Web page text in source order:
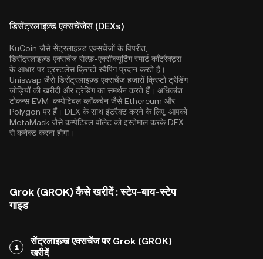
डिसेंट्रलाइज़्ड एक्सचेंजेस (DEXs)
KuCoin जैसे सेंट्रलाइज़्ड एक्सचेंजों के विपरीत,
डिसेंट्रलाइज़्ड एक्सचेंज सेल्फ़-एक्सीक्यूटिंग स्मार्ट कॉंट्रैक्ट्स
के आधार पर ट्रस्टलेस क्रिप्टो स्वैपिंग प्रदान करते हैं।
Uniswap जैसे डिसेंट्रलाइज़्ड एक्सचेंज हजारों क्रिप्टो ट्रेडिंग
जोड़ियों की खरीदी और ट्रेडिंग का समर्थन करते हैं। अधिकांश
टोकन्स EVM-कम्पेटिबल ब्लॉकचेन जैसेEthereum और
Polygon पर हैं। DEX के साथ इंटरैक्ट करने के लिए, आपको
MetaMask जैसे कम्पेटिबल वॉलेट को इस्तेमाल करके DEX
से कनेक्ट करना होगा।
Grok (GROK) कैसे खरीदें : स्टेप-बाय-स्टेप
गाइड
1
सेंट्रलाइज़्ड एक्सचेंज पर Grok (GROK)
खरीदें